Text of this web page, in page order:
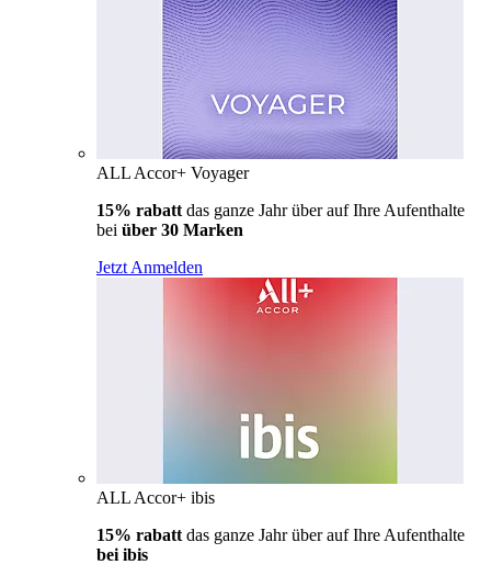
ALL Accor+ Voyager
15% rabatt das ganze Jahr über auf Ihre Aufenthalte
bei über 30 Marken
Jetzt Anmelden
ALL Accor+ ibis
15% rabatt das ganze Jahr über auf Ihre Aufenthalte
bei ibis